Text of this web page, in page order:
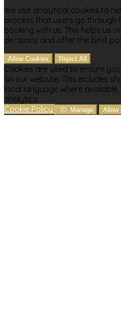
We use analytical cookies to
process that users go through
booking with us. This helps us
decisions and offer the best
Allow Cookies Reject All
Cookies are used to ensure
on our website. This includes
local language where
analytics.
Cookie Policy
Manage Allow